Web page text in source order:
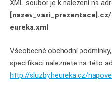
XML soubor je k nalezení na
eureka.xml
Všeobecné obchodní
specifikaci naleznete na této
http://sluzby.heureka.cz/